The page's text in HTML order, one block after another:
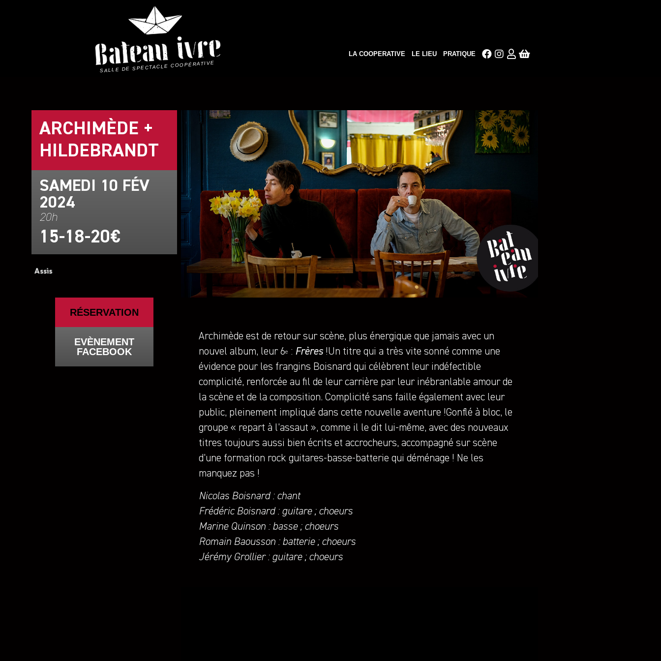
SALLE DE SPECTACLE COOPÉRATIVE
LA COOPERATIVE LE LIEU PRATIQUE
ARCHIMÈDE +
HILDEBRANDT
SAMEDI 10 FÉV
2024
20h
15-18-20€
RÉSERVATION
EVÈNEMENT
FACEBOOK
Archimède est de retour sur scène, plus énergique que jamais avec un
nouvel album, leur 6e : Frères !Un titre qui a très vite sonné comme une
évidence pour les frangins Boisnard qui célèbrent leur indéfectible
complicité, renforcée au fil de leur carrière par leur inébranlable amour de
la scène et de la composition. Complicité sans faille également avec leur
public, pleinement impliqué dans cette nouvelle aventure !Gonflé à bloc, le
groupe « repart à l’assaut », comme il le dit lui-même, avec des nouveaux
titres toujours aussi bien écrits et accrocheurs, accompagné sur scène
d’une formation rock guitares-basse-batterie qui déménage ! Ne les
manquez pas !
Nicolas Boisnard : chant
Frédéric Boisnard : guitare ; choeurs
Marine Quinson : basse ; choeurs
Romain Baousson : batterie ; choeurs
Jérémy Grollier : guitare ; choeurs